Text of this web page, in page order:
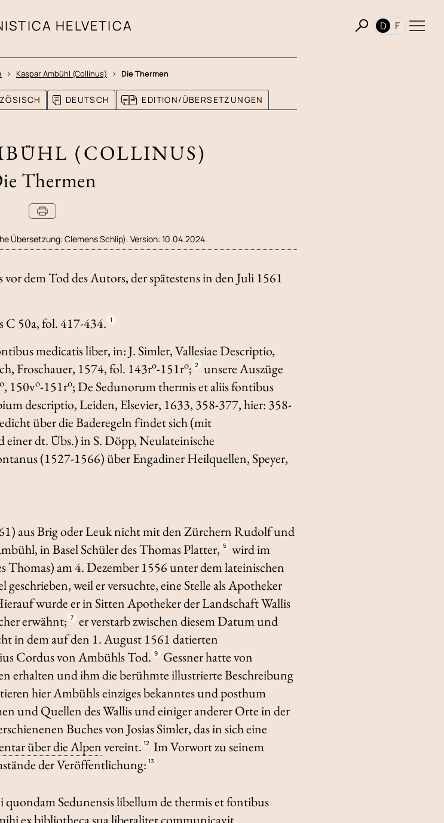
HELVETICA D F
Kaspar Ambühl (Collinus) Die Thermen
DEUTSCH EDITION/ÜBERSETZUNGEN
(COLLINUS)
Thermen
Übersetzung: Clemens Schlip). Version: 10.04.2024.
dem Tod des Autors, der spätestens in den Juli 1561
50a, fol. 417-434. 1
medicatis liber, in: J. Simler,Vallesiae Descriptio,
Froschauer, 1574, fol. 143ro-151ro; 2
unsere Auszüge
o, 150vo-151ro;De Sedunorum thermis et aliis fontibus
descriptio, Leiden, Elsevier, 1633, 358-377, hier: 358-
über die Baderegeln findet sich (mit
einer dt. Übs.) in S. Döpp,Neulateinische
(1527-1566) über Engadiner Heilquellen, Speyer,
aus Brig oder Leuk nicht mit den Zürchern Rudolf und
in Basel Schüler des Thomas Platter, 5
wird im
Thomas) am 4. Dezember 1556 unter dem lateinischen
weil er versuchte, eine Stelle als Apotheker
wurde er in Sitten Apotheker der Landschaft Wallis
erwähnt; 7
er verstarb zwischen diesem Datum und
in dem auf den 1. August 1561 datierten
Cordus von Ambühls Tod. 9
Gessner hatte von
erhalten und ihm die berühmte illustrierte Beschreibung
hier Ambühls einziges bekanntes und posthum
und Quellen des Wallis und einiger anderer Orte in der
Buches von Josias Simler, das in sich eine
über die Alpenvereint. 12 Im Vorwort zu seinem
der Veröffentlichung: 13
Sedunensis libellum de thermis et fontibus